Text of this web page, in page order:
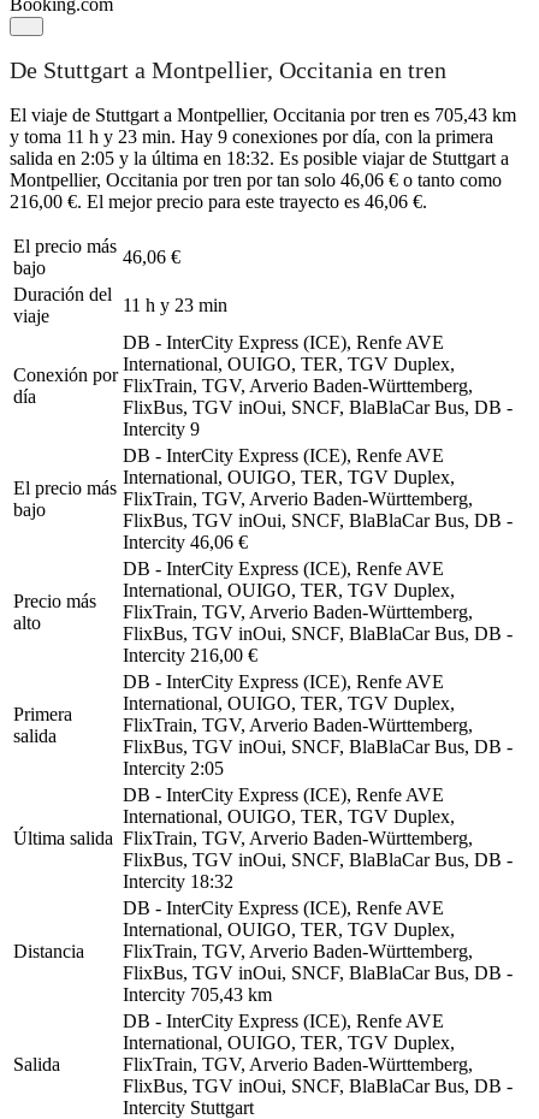
De Stuttgart a Montpellier, Occitania en tren
El viaje de Stuttgart a Montpellier, Occitania por tren es 705,43 km
y toma 11 h y 23 min. Hay 9 conexiones por día, con la primera
salida en 2:05 y la última en 18:32. Es posible viajar de Stuttgart a
Montpellier, Occitania por tren por tan solo 46,06 € o tanto como
216,00 €. El mejor precio para este trayecto es 46,06 €.
El precio más
bajo
46,06 €
Duración del
viaje
11 h y 23 min
Conexión por
día
DB - InterCity Express (ICE), Renfe AVE
International, OUIGO, TER, TGV Duplex,
FlixTrain, TGV, Arverio Baden-Württemberg,
FlixBus, TGV inOui, SNCF, BlaBlaCar Bus, DB -
Intercity 9
El precio más
bajo
DB - InterCity Express (ICE), Renfe AVE
International, OUIGO, TER, TGV Duplex,
FlixTrain, TGV, Arverio Baden-Württemberg,
FlixBus, TGV inOui, SNCF, BlaBlaCar Bus, DB -
Intercity 46,06 €
Precio más
alto
DB - InterCity Express (ICE), Renfe AVE
International, OUIGO, TER, TGV Duplex,
FlixTrain, TGV, Arverio Baden-Württemberg,
FlixBus, TGV inOui, SNCF, BlaBlaCar Bus, DB -
Intercity 216,00 €
Primera
salida
DB - InterCity Express (ICE), Renfe AVE
International, OUIGO, TER, TGV Duplex,
FlixTrain, TGV, Arverio Baden-Württemberg,
FlixBus, TGV inOui, SNCF, BlaBlaCar Bus, DB -
Intercity 2:05
Última salida
DB - InterCity Express (ICE), Renfe AVE
International, OUIGO, TER, TGV Duplex,
FlixTrain, TGV, Arverio Baden-Württemberg,
FlixBus, TGV inOui, SNCF, BlaBlaCar Bus, DB -
Intercity 18:32
Distancia
DB - InterCity Express (ICE), Renfe AVE
International, OUIGO, TER, TGV Duplex,
FlixTrain, TGV, Arverio Baden-Württemberg,
FlixBus, TGV inOui, SNCF, BlaBlaCar Bus, DB -
Intercity 705,43 km
Salida
DB - InterCity Express (ICE), Renfe AVE
International, OUIGO, TER, TGV Duplex,
FlixTrain, TGV, Arverio Baden-Württemberg,
FlixBus, TGV inOui, SNCF, BlaBlaCar Bus, DB -
Intercity Stuttgart